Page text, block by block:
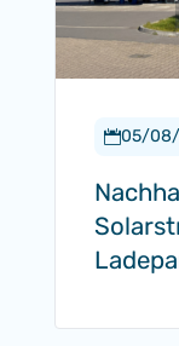
05/